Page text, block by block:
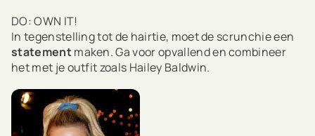
DO: OWN IT!
In tegenstelling tot de hairtie, moet de scrunchie een
statementmaken. Ga voor opvallend en combineer
het met je outfit zoals Hailey Baldwin.